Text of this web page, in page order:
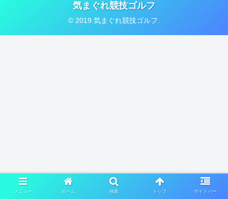
気まぐれ競技ゴルフ
© 2019 気まぐれ競技ゴルフ.
メニュー ホーム 検索 トップ サイドバー